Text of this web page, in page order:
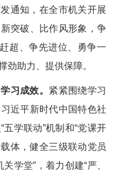
通知，在全市机关开展
突破、比作风形象，争
超、争先进位、勇争一
劲助力、提供保障。
习成效。 紧紧围绕学习
近平新时代中国特色社
学联动”机制和“党课开
体，健全三级联动党员
学堂”，着力创建“严、